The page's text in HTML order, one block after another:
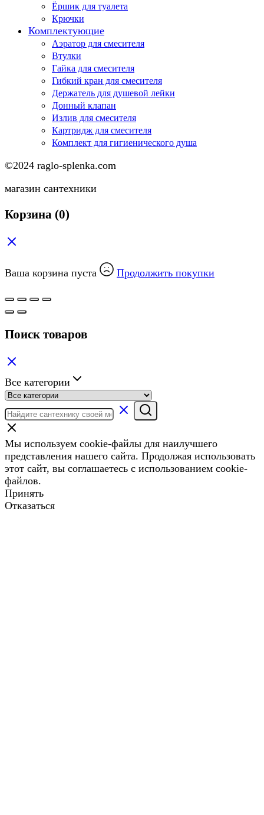
Ёршик для туалета
Крючки
Комплектующие
Аэратор для смесителя
Втулки
Гайка для смесителя
Гибкий кран для смесителя
Держатель для душевой лейки
Донный клапан
Излив для смесителя
Картридж для смесителя
Комплект для гигиенического душа
©2024 raglo-splenka.com
магазин сантехники
Корзина (0)
Ваша корзина пуста Продолжить покупки
Поиск товаров
Все категории
Мы используем cookie-файлы для наилучшего
представления нашего сайта. Продолжая использовать
этот сайт, вы соглашаетесь с использованием cookie-
файлов.
Принять
Отказаться